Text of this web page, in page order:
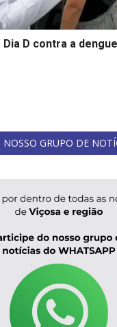
D contra a
NOSSO GRUPO DE